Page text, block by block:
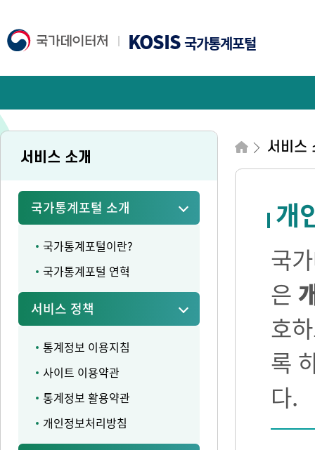
KOSIS국가통계포털
서비스 소개
국가통계포털 소개
국가통계포털이란?
국가통계포털 연혁
서비스 정책
통계정보 이용지침
사이트 이용약관
통계정보 활용약관
개인정보처리방침
서비스
개
국
은
호
록
다.